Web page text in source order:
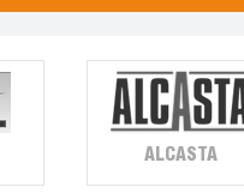
ALCASTA